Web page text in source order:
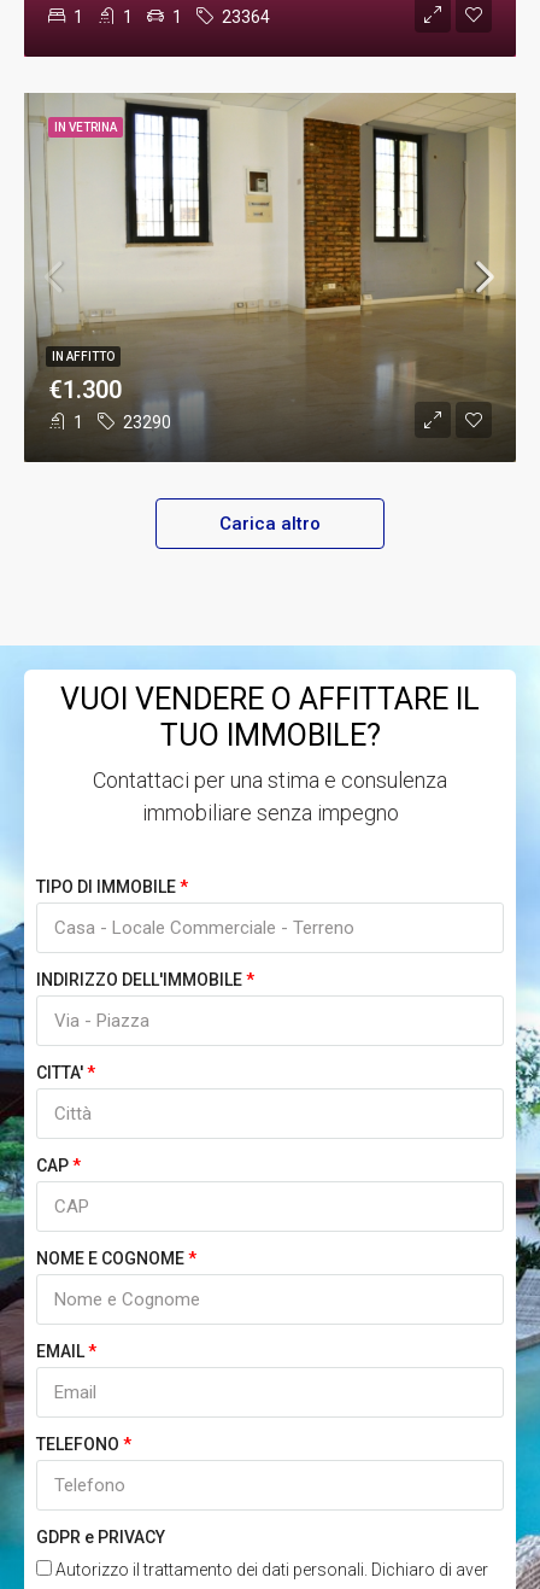
1 1 1 23364
1 23290
€1.300
IN AFFITTO
IN VETRINA
Carica altro
VUOI VENDERE O AFFITTARE IL
TUO IMMOBILE?
Contattaci per una stima e consulenza
immobiliare senza impegno
TIPO DI IMMOBILE
INDIRIZZO DELL'IMMOBILE
CITTA'
CAP
NOME E COGNOME
EMAIL
TELEFONO
GDPR e PRIVACY
Autorizzo il trattamento dei dati personali. Dichiaro di aver